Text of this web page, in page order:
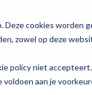
Deze cookies
zowel op deze
policy niet
voldoen aan je
voor